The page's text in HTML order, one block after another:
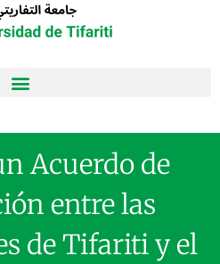
Acuerdo de
entre las
de Tifariti y el